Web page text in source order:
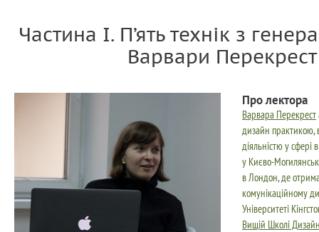
Частина І. П’ять технік з
Варвари Перекрест
Про лектора
Варвара Перекрест
дизайн практикою,
діяльністю у сфері
у Києво-
в Лондон, де
комунікаційному
Університеті
Вищій Школі